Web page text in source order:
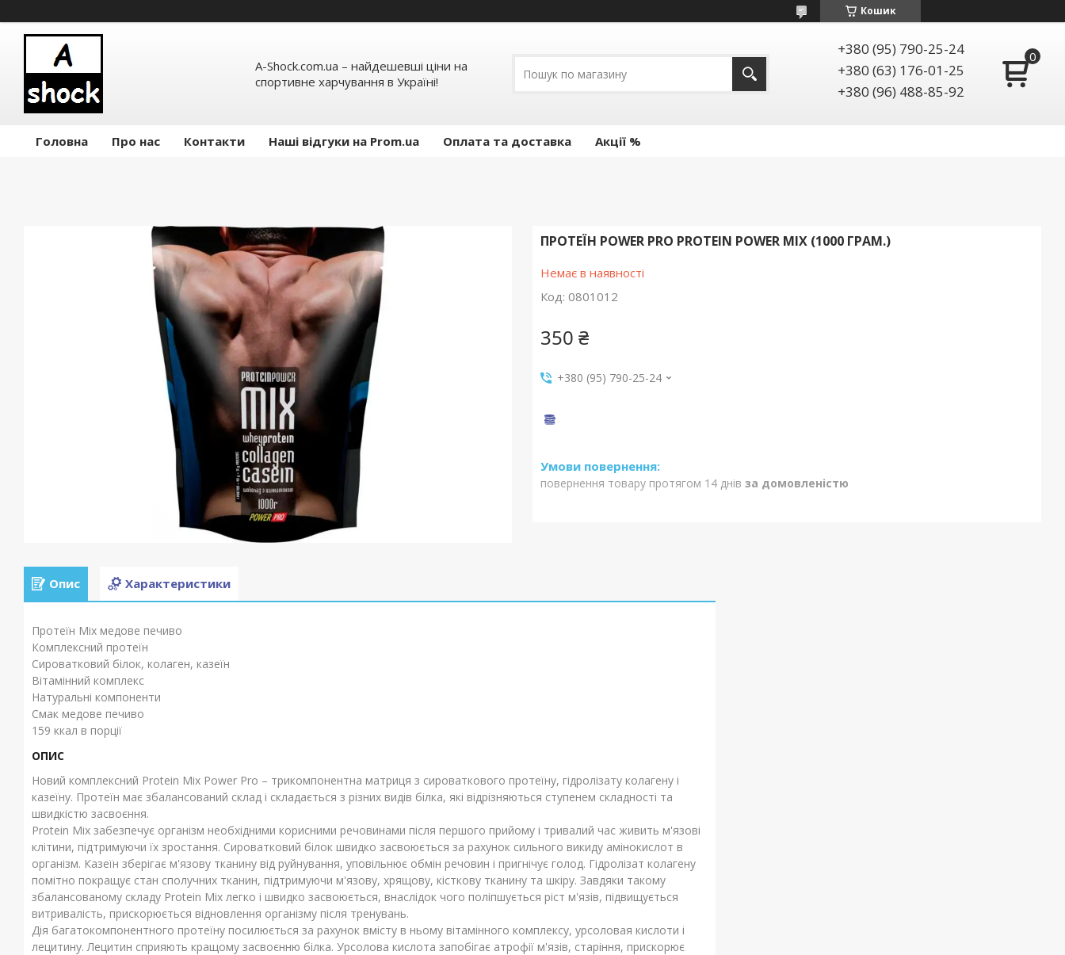
Кошик
A-Shock.com.ua – найдешевші ціни на
спортивне харчування в Україні!
+380 (95) 790-25-24
+380 (63) 176-01-25
+380 (96) 488-85-92
Головна Про нас Контакти Наші відгуки на Prom.ua Оплата та доставка Акції %
ПРОТЕЇН POWER PRO PROTEIN POWER MIX (1000 ГРАМ.)
Немає в наявності
Код: 0801012
350 ₴
+380 (95) 790-25-24
повернення товару протягом 14 днів за домовленістю
Опис Характеристики
Протеїн Mix медове печиво
Комплексний протеїн
Сироватковий білок, колаген, казеїн
Вітамінний комплекс
Натуральні компоненти
Смак медове печиво
159 ккал в порції
ОПИС
Новий комплексний Protein Mix Power Pro – трикомпонентна матриця з сироваткового протеїну, гідролізату колагену і
казеїну. Протеїн має збалансований склад і складається з різних видів білка, які відрізняються ступенем складності та
швидкістю засвоєння.
Protein Mix забезпечує організм необхідними корисними речовинами після першого прийому і тривалий час живить м'язові
клітини, підтримуючи їх зростання. Сироватковий білок швидко засвоюється за рахунок сильного викиду амінокислот в
організм. Казеїн зберігає м'язову тканину від руйнування, уповільнює обмін речовин і пригнічує голод. Гідролізат колагену
помітно покращує стан сполучних тканин, підтримуючи м'язову, хрящову, кісткову тканину та шкіру. Завдяки такому
збалансованому складу Protein Mix легко і швидко засвоюється, внаслідок чого поліпшується ріст м'язів, підвищується
витривалість, прискорюється відновлення організму після тренувань.
Дія багатокомпонентного протеїну посилюється за рахунок вмісту в ньому вітамінного комплексу, урсоловая кислоти і
лецитину. Лецитин сприяють кращому засвоєнню білка. Урсолова кислота запобігає атрофії м'язів, старіння, прискорює